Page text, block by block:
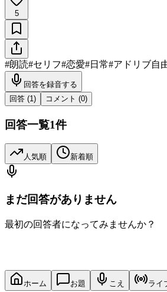
5
#朗読#セリフ#恋愛#日常#アドリブ自
回答を録音する
回答 (1 ) コメント (0)
回答一覧1件
人気順 新着順
まだ回答がありません
最初の回答者になってみませんか？
ホーム お題 こえ ライ